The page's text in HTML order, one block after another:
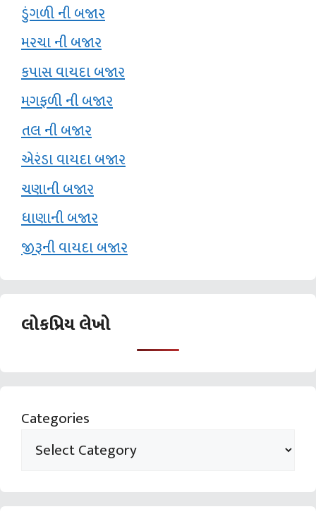
ડુંગળી ની બજાર
મરચા ની બજાર
કપાસ વાયદા બજાર
મગફળી ની બજાર
તલ ની બજાર
એરંડા વાયદા બજાર
ચણાની બજાર
ધાણાની બજાર
જીરૂની વાયદા બજાર
લોકપ્રિય લેખો
Categories